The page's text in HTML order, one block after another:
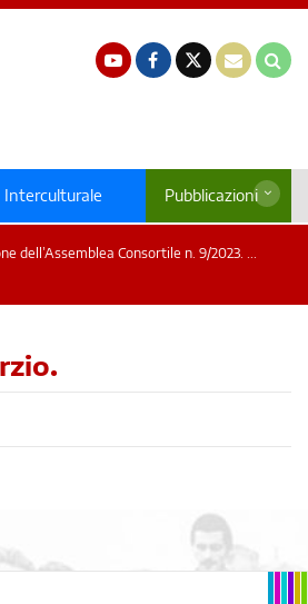
Interculturale Pubblicazioni
dell’Assemblea Consortile n. 9/2023. ...